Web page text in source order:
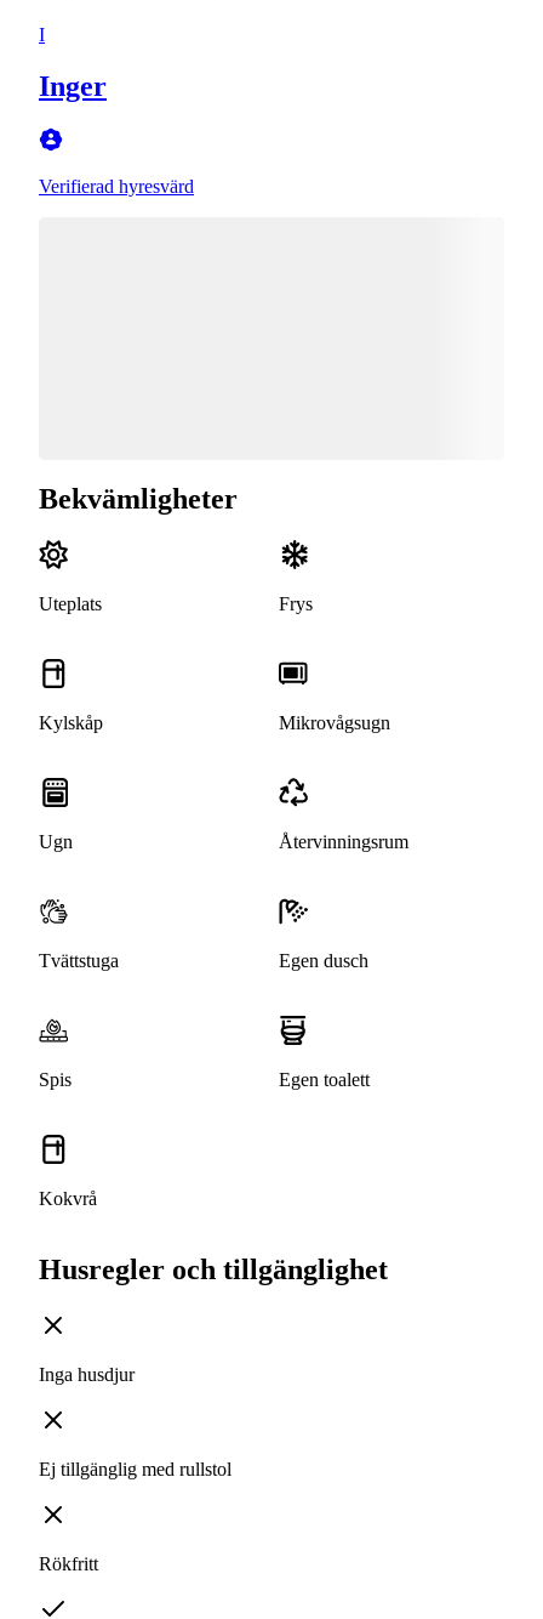
I
Inger
Verifierad hyresvärd
Bekvämligheter
Uteplats Frys
Kylskåp Mikrovågsugn
Ugn Återvinningsrum
Tvättstuga Egen dusch
Spis Egen toalett
Kokvrå
Husregler och tillgänglighet
Inga husdjur
Ej tillgänglig med rullstol
Rökfritt